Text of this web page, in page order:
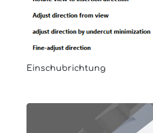
Einschubrichtung